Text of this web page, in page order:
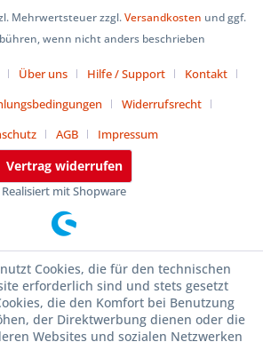
Mehrwertsteuer zzgl.Versandkosten und ggf.
wenn nicht anders beschrieben
Über uns Hilfe / Support
Kontakt
Widerrufsrecht
AGB Impressum
Vertrag widerrufen
Realisiert mit Shopware
Cookies, die für den technischen
erforderlich sind und stets gesetzt
die den Komfort bei Benutzung
der Direktwerbung dienen oder die
Websites und sozialen Netzwerken